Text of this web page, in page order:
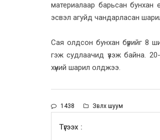
материалаар барьсан
эсвэл агуйд чандарласан
Сая олдсон бунхан бүрийг 8
гэж судлаачид үзэж байна.
хүний шарил олджээ.
1438 Зөвлөх шуум
Түгээх :